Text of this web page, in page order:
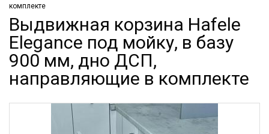
комплекте
Выдвижная корзина Hafele
Elegance под мойку, в базу
900 мм, дно ДСП,
направляющие в комплекте